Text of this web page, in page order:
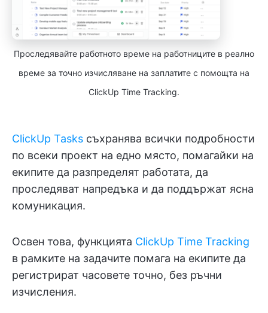
Проследявайте работното време на работниците в реално
време за точно изчисляване на заплатите с помощта на
ClickUp Time Tracking.
ClickUp Tasks съхранява всички подробности
по всеки проект на едно място, помагайки на
екипите да разпределят работата, да
проследяват напредъка и да поддържат ясна
комуникация.
Освен това, функцията ClickUp Time Tracking
в рамките на задачите помага на екипите да
регистрират часовете точно, без ръчни
изчисления.